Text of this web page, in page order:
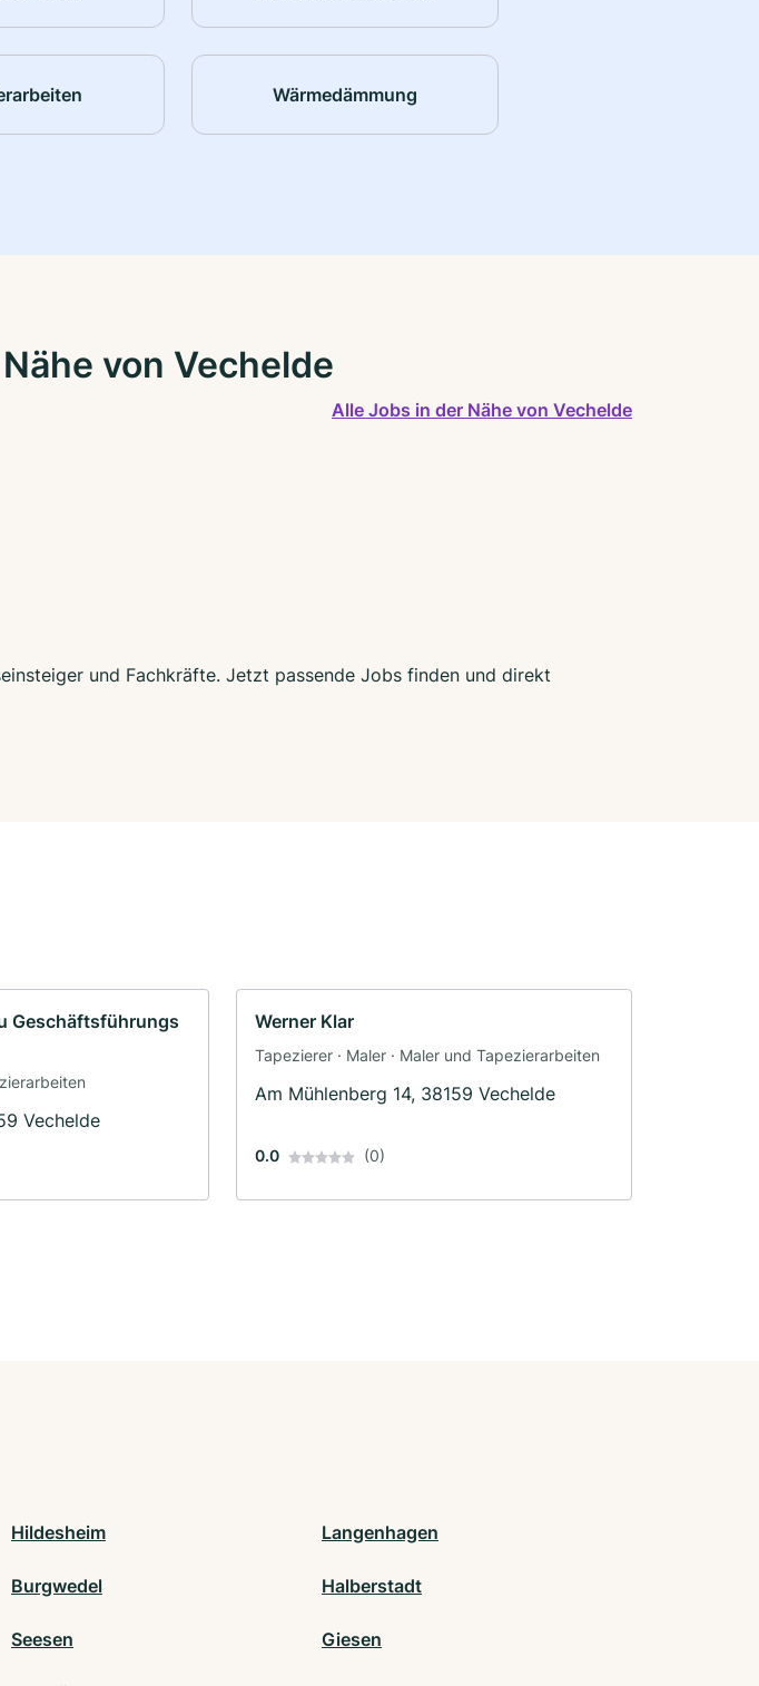
Wärmedämmung
von Vechelde
Alle Jobs in der Nähe von Vechelde
und Fachkräfte. Jetzt passende Jobs finden und direkt
Geschäftsführungs
Vechelde
Werner Klar
Tapezierer · Maler · Maler und Tapezierarbeiten
Am Mühlenberg 14, 38159 Vechelde
0.0 (0)
Hildesheim Langenhagen
Burgwedel Halberstadt
Seesen Giesen